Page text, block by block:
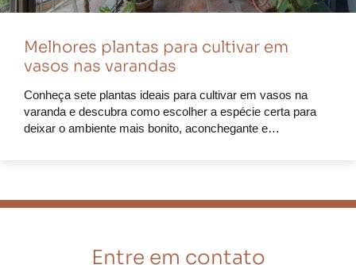
Melhores plantas para cultivar em
vasos nas varandas
Conheça sete plantas ideais para cultivar em vasos na
varanda e descubra como escolher a espécie certa para
deixar o ambiente mais bonito, aconchegante e…
Entre em contato